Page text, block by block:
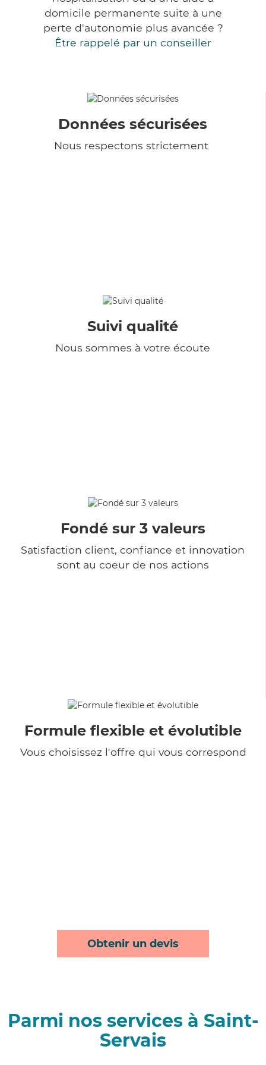
domicile permanente suite à une
perte d'autonomie plus avancée ?
Être rappelé par un conseiller
Données sécurisées
Nous respectons strictement
Suivi qualité
Nous sommes à votre écoute
Fondé sur 3 valeurs
Satisfaction client, confiance et innovation
sont au coeur de nos actions
Formule flexible et évolutible
Vous choisissez l'offre qui vous correspond
Obtenir un devis
Parmi nos services à Saint-
Servais